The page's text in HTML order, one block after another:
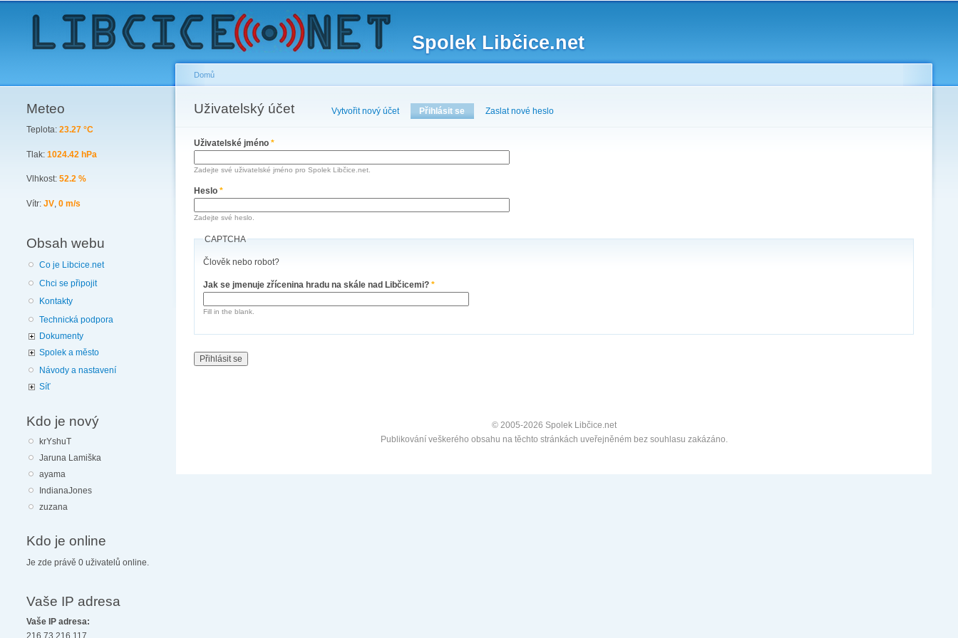
content
Spolek Libčice.net
Meteo
Teplota: 23.27 °C
Tlak: 1024.42 hPa
Vlhkost: 52.2 %
Vítr: JV, 0 m/s
Obsah webu
Co je Libcice.net
Chci se připojit
Kontakty
Technická podpora
Dokumenty
Spolek a město
Návody a nastavení
Síť
Kdo je nový
krYshuT
Jaruna Lamiška
ayama
IndianaJones
zuzana
Kdo je online
Je zde právě 0 uživatelů online.
Vaše IP adresa
Vaše IP adresa:
You are here
Domů
Uživatelský účet
Primary tabs Vytvořit nový účet Přihlásit se (active tab)
Zaslat nové heslo
Uživatelské jméno *
Zadejte své uživatelské jméno pro Spolek Libčice.net.
Heslo *
Zadejte své heslo.
CAPTCHA
Člověk nebo robot?
Jak se jmenuje zřícenina hradu na skále nad Libčicemi?*
Fill in the blank.
© 2005-2026 Spolek Libčice.net
Publikování veškerého obsahu na těchto stránkách uveřejněném bez souhlasu zakázáno.